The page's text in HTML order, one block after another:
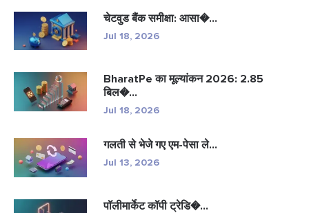
चेटवुड बैंक समीक्षा: आसा�...
Jul 18, 2026
BharatPe का मूल्यांकन 2026: 2.85
बिल�...
Jul 18, 2026
गलती से भेजे गए एम-पेसा ले...
Jul 13, 2026
पॉलीमार्केट कॉपी ट्रेडि�...